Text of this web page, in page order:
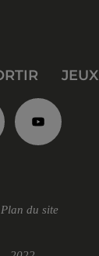
JEUX
Plan du site